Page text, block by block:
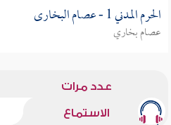
الحرم المدني 1 - عصام البخارى
عصام بخاري
عدد مرات
الاستماع